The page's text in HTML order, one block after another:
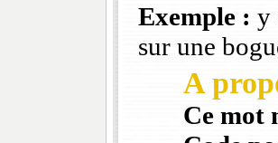
Exemple : y
sur une
A
Ce mot